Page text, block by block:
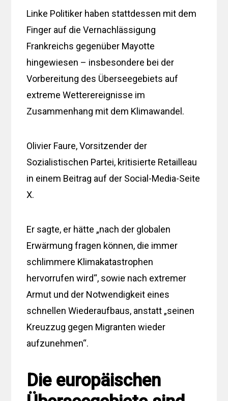
Linke Politiker haben stattdessen mit dem
Finger auf die Vernachlässigung
Frankreichs gegenüber Mayotte
hingewiesen – insbesondere bei der
Vorbereitung des Überseegebiets auf
extreme Wetterereignisse im
Zusammenhang mit dem Klimawandel.
Olivier Faure, Vorsitzender der
Sozialistischen Partei, kritisierte Retailleau
in einem Beitrag auf der Social-Media-Seite
X.
Er sagte, er hätte „nach der globalen
Erwärmung fragen können, die immer
schlimmere Klimakatastrophen
hervorrufen wird“, sowie nach extremer
Armut und der Notwendigkeit eines
schnellen Wiederaufbaus, anstatt „seinen
Kreuzzug gegen Migranten wieder
aufzunehmen“.
Die europäischen